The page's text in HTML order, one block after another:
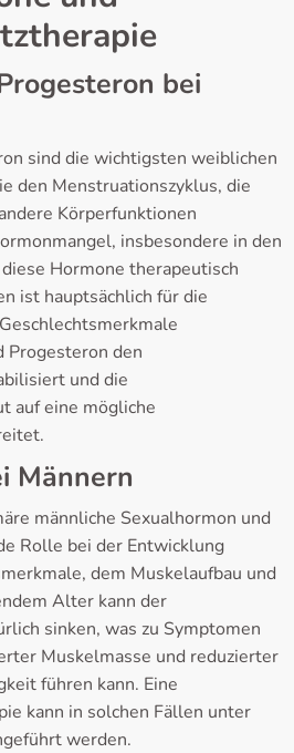
bei
sind die wichtigsten weiblichen
den Menstruationszyklus, die
Körperfunktionen
insbesondere in den
Hormone therapeutisch
ist hauptsächlich für die
den
und die
auf eine mögliche
Männern
männliche Sexualhormon und
Rolle bei der Entwicklung
dem Muskelaufbau und
Alter kann der
sinken, was zu Symptomen
Muskelmasse und reduzierter
führen kann. Eine
kann in solchen Fällen unter
werden.